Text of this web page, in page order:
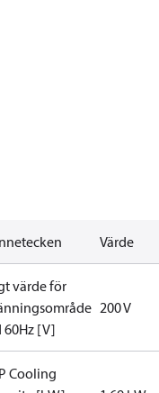
Värde
värde för
60Hz [V]
200 V
Cooling